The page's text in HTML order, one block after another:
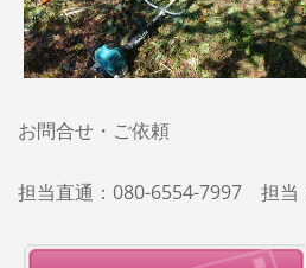
お問合せ・ご依頼
担当直通：080-6554-7997 担当